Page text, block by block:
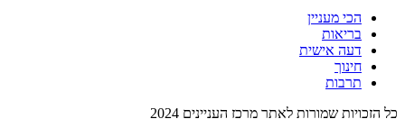
הכי מעניין
בריאות
דעה אישית
חינוך
תרבות
כל הזכויות שמורות לאתר מרכז העניינים 2024